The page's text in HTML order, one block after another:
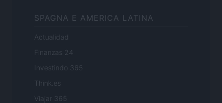
SPAGNA E AMERICA LATINA
Actualidad
Finanzas 24
Investindo 365
Think.es
Viajar 365